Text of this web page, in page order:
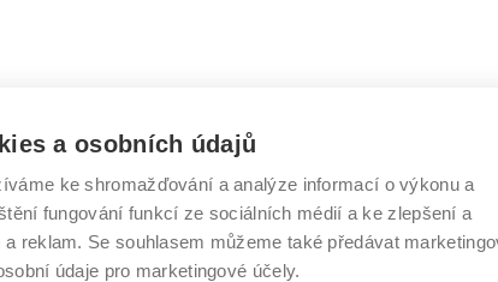
VYSOKÉ UČENÍ TECHNICKÉ V BRNĚ
Antonínská 548/1
602 00 Brno
www.vut.cz
a osobních údajů
ke shromažďování a analýze informací o výkonu a
fungování funkcí ze sociálních médií a ke zlepšení a
a reklam. Se souhlasem můžeme také předávat
údaje pro marketingové účely.